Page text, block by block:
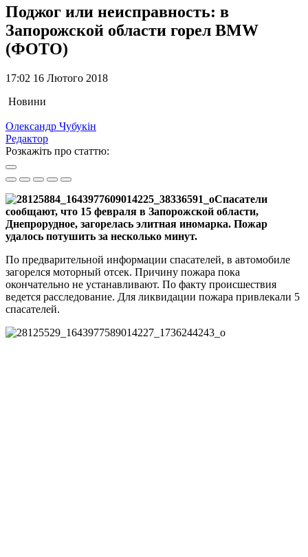
Поджог или неисправность: в
Запорожской области горел BMW
(ФОТО)
17:02 16 Лютого 2018
Новини
Олександр Чубукін
Редактор
Розкажіть про статтю:
Спасатели
сообщают, что 15 февраля в Запорожской области,
Днепрорудное, загорелась элитная иномарка. Пожар
удалось потушить за несколько минут.
По предварительной информации спасателей, в автомобиле
загорелся моторный отсек. Причину пожара пока
окончательно не устанавливают. По факту происшествия
ведется расследование. Для ликвидации пожара привлекали 5
спасателей.